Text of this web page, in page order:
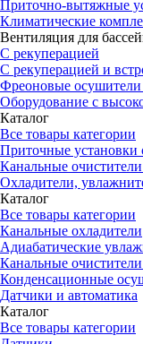
Приточно-вытяжные
Климатические
Вентиляция для
С рекуперацией
С рекуперацией и
Фреоновые
Оборудование с
Каталог
Все товары категории
Приточные установки
Канальные очистители
Охладители,
Каталог
Все товары категории
Канальные охладители
Адиабатические
Канальные очистители
Конденсационные
Датчики и автоматика
Каталог
Все товары категории